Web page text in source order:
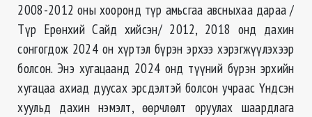
2008-2012 оны хооронд түр амьсгаа авсныхаа дараа /
Түр Ерөнхий Сайд хийсэн/ 2012, 2018 онд дахин
сонгогдож 2024 он хүртэл бүрэн эрхээ хэрэгжүүлэхээр
болсон. Энэ хугацаанд 2024 онд түүний бүрэн эрхийн
хугацаа ахиад дуусах эрсдэлтэй болсон учраас Үндсэн
хуульд дахин нэмэлт, өөрчлөлт оруулах шаардлага